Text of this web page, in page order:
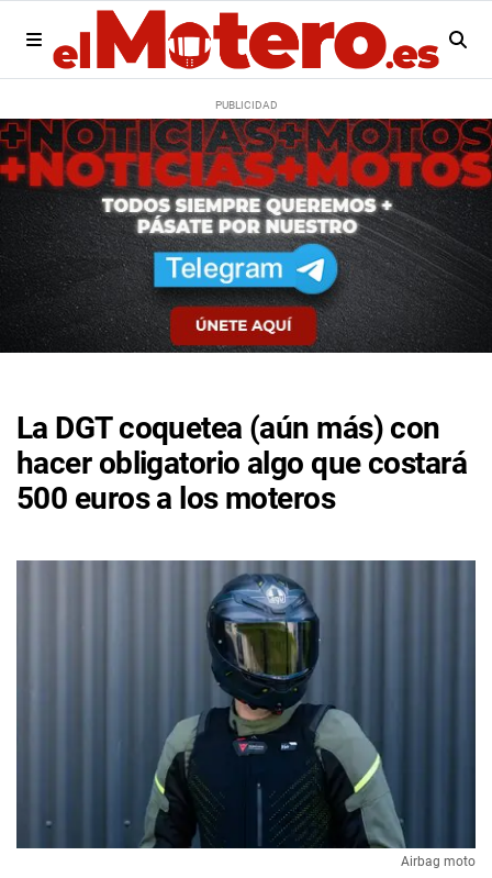
La DGT coquetea (aún más) con
hacer obligatorio algo que costará
500 euros a los moteros
Airbag moto